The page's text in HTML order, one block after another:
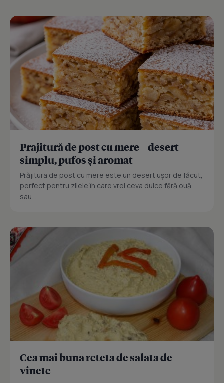
Prajitură de post cu mere – desert
simplu, pufos și aromat
Prăjitura de post cu mere este un desert ușor de făcut,
perfect pentru zilele în care vrei ceva dulce fără ouă
sau...
Cea mai buna reteta de salata de
vinete